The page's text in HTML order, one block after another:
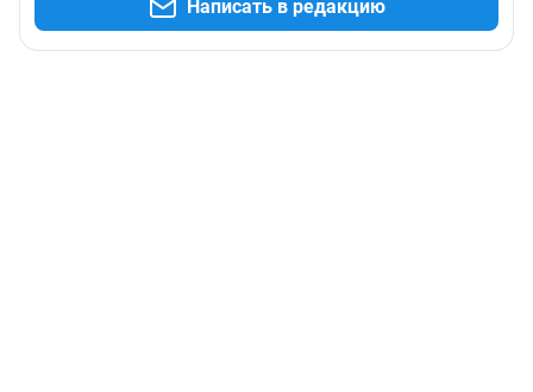
Написать в редакцию